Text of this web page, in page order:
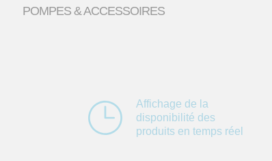
POMPES & ACCESSOIRES
Affichage de la
disponibilité des
produits en temps réel